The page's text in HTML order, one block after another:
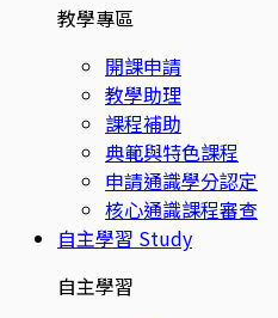
教學專區
開課申請
教學助理
課程補助
典範與特色課程
申請通識學分認定
核心通識課程審查
自主學習 Study
自主學習